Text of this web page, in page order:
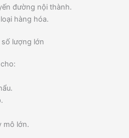
đường nội thành.
hàng hóa.
lượng lớn
mô lớn.